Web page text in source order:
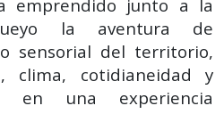
emprendido junto a la
la aventura de
sensorial del territorio,
clima, cotidianeidad y
en una experiencia